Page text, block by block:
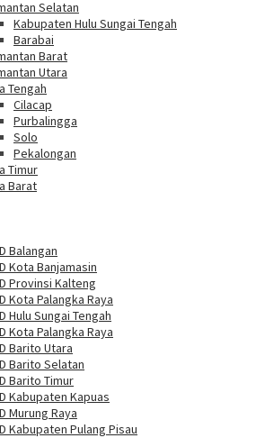
Selatan
Kabupaten Hulu Sungai Tengah
Barabai
Barat
Utara
Tengah
Cilacap
Purbalingga
Solo
Pekalongan
Timur
Barat
Balangan
Kota Banjamasin
Provinsi Kalteng
Kota Palangka Raya
Hulu Sungai Tengah
Kota Palangka Raya
Barito Utara
Barito Selatan
Barito Timur
Kabupaten Kapuas
Murung Raya
Kabupaten Pulang Pisau